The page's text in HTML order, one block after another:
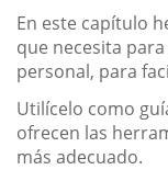
En este capítulo
que necesita
personal, para
Utilícelo como
ofrecen las
más adecuado.